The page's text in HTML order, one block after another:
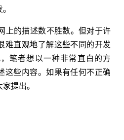
上的描述数不胜数。但对于许
难直观地了解这些不同的开发
笔者想以一种非常直白的方
这些内容。如果有任何不正确
提出。